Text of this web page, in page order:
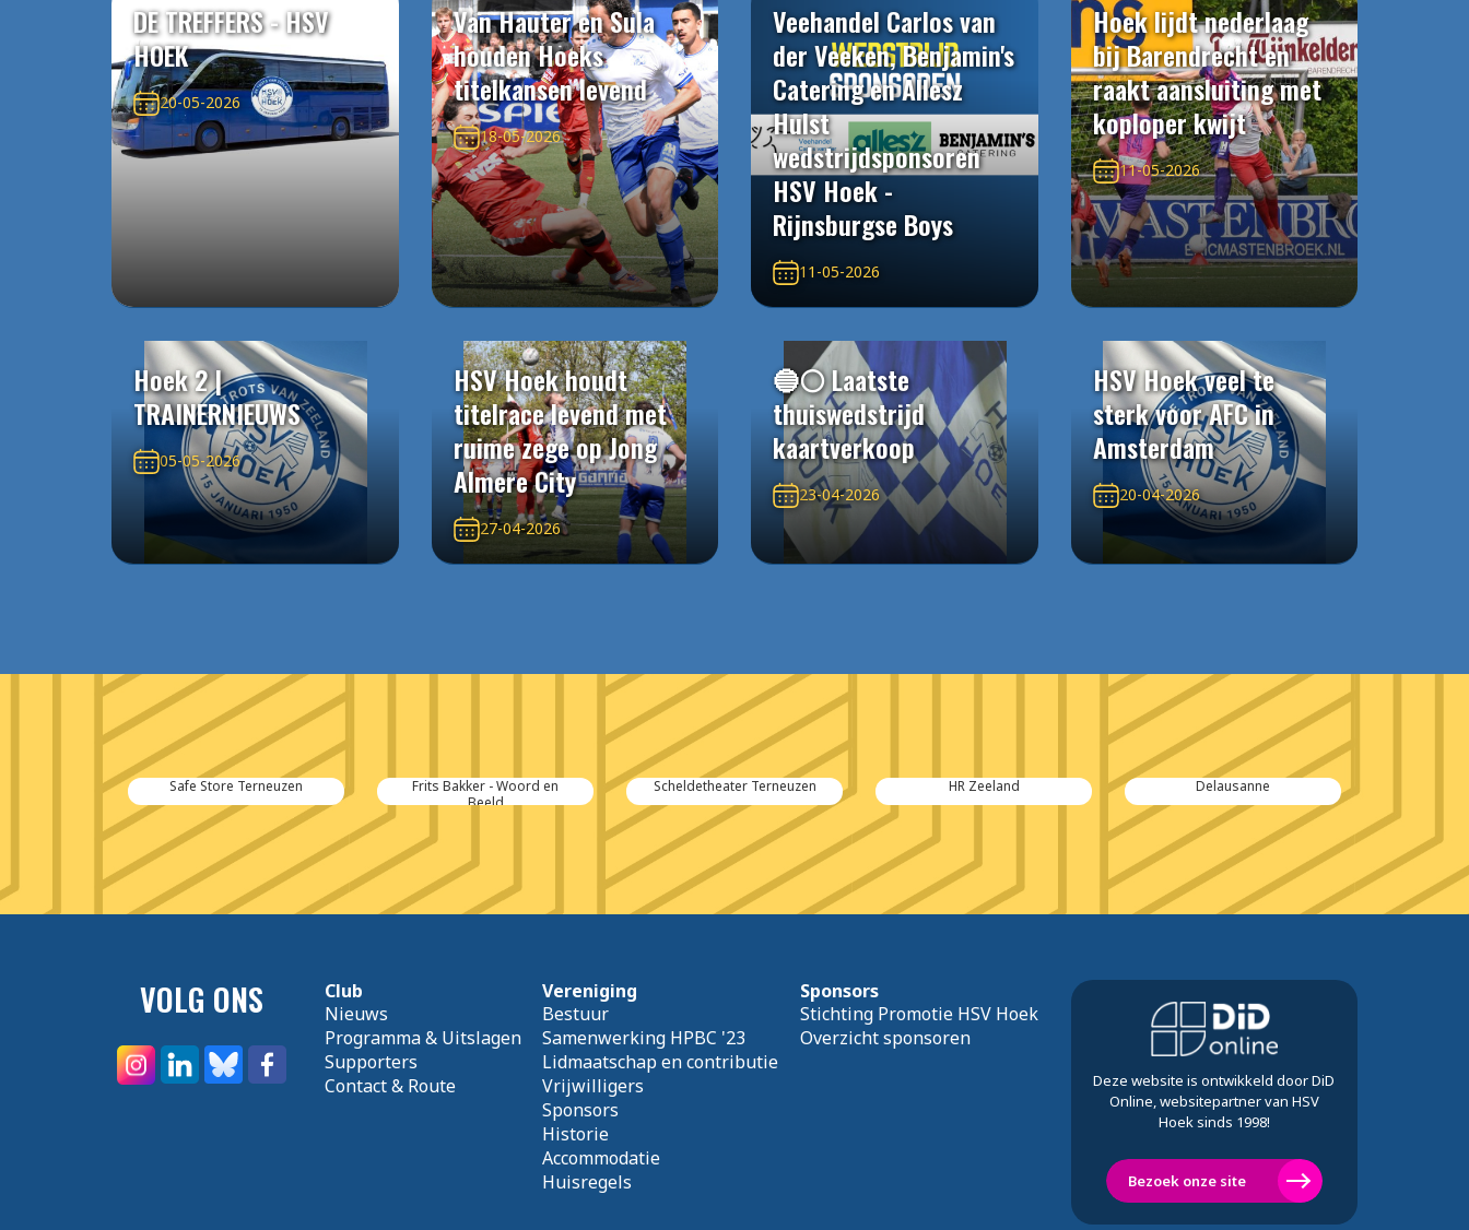
DE TREFFERS - HSV
HOEK
20-05-2026
Van Hauter en Sula
houden Hoeks
titelkansen levend
18-05-2026
Veehandel Carlos van
der Veeken, Benjamin's
Catering en Allesz
Hulst
wedstrijdsponsoren
HSV Hoek -
Rijnsburgse Boys
11-05-2026
Hoek lijdt nederlaag
bij Barendrecht en
raakt aansluiting met
koploper kwijt
11-05-2026
Hoek 2 |
TRAINERNIEUWS
05-05-2026
HSV Hoek houdt
titelrace levend met
ruime zege op Jong
Almere City
27-04-2026
🔵⚪️ Laatste
thuiswedstrijd
kaartverkoop
23-04-2026
HSV Hoek veel te
sterk voor AFC in
Amsterdam
20-04-2026
Safe Store Terneuzen
Frits Bakker - Woord en
Beeld
Scheldetheater Terneuzen HR Zeeland Delausanne
VOLG ONS
Club
Nieuws
Programma & Uitslagen
Supporters
Contact & Route
Vereniging
Bestuur
Samenwerking HPBC '23
Lidmaatschap en contributie
Vrijwilligers
Sponsors
Historie
Accommodatie
Huisregels
Sponsors
Stichting Promotie HSV Hoek
Overzicht sponsoren
Deze website is ontwikkeld door DiD
Online, websitepartner van HSV
Hoek sinds 1998!
Bezoek onze site